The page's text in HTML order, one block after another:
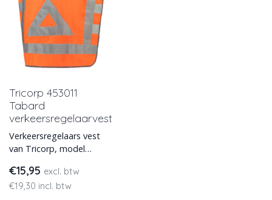
Tricorp 453011
Tabard
verkeersregelaarvest
Verkeersregelaars vest
van Tricorp, model
hesje is onmisbaar voor
elke verkeers
€15,95 excl. btw
€19,30 incl. btw